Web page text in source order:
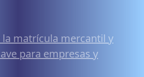
matrícula mercantil y
para empresas y